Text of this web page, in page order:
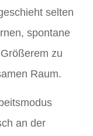
selten
spontane
zu
Raum.
an der